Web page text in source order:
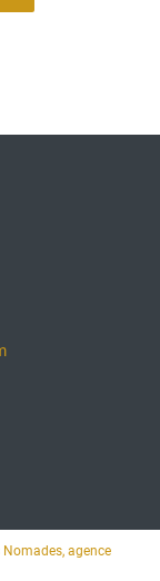
Nomades, agence